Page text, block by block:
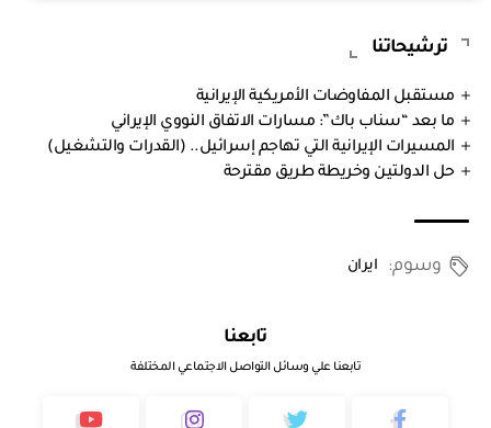
ترشيحاتنا
مستقبل المفاوضات الأمريكية الإيرانية
ما بعد “سناب باك”: مسارات الاتفاق النووي الإيراني
المسيرات الإيرانية التي تهاجم إسرائيل.. (القدرات والتشغيل)
حل الدولتين وخريطة طريق مقترحة
وسوم: ايران
تابعنا
تابعنا علي وسائل التواصل الاجتماعي المختلفة